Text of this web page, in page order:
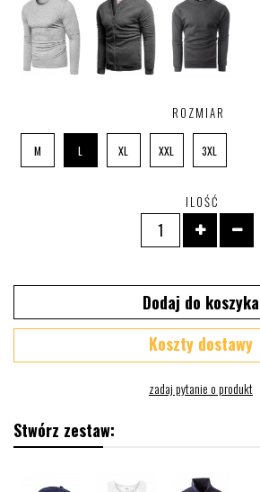
ROZMIAR
M L XL XXL 3XL
ILOŚĆ
Dodaj do koszyka
Koszty dostawy
Stwórz zestaw: